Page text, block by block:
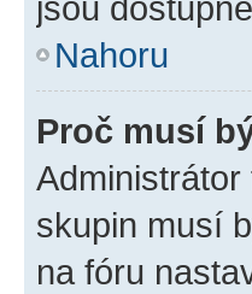
jsou
Nahoru
Proč musí
skupin musí
na fóru